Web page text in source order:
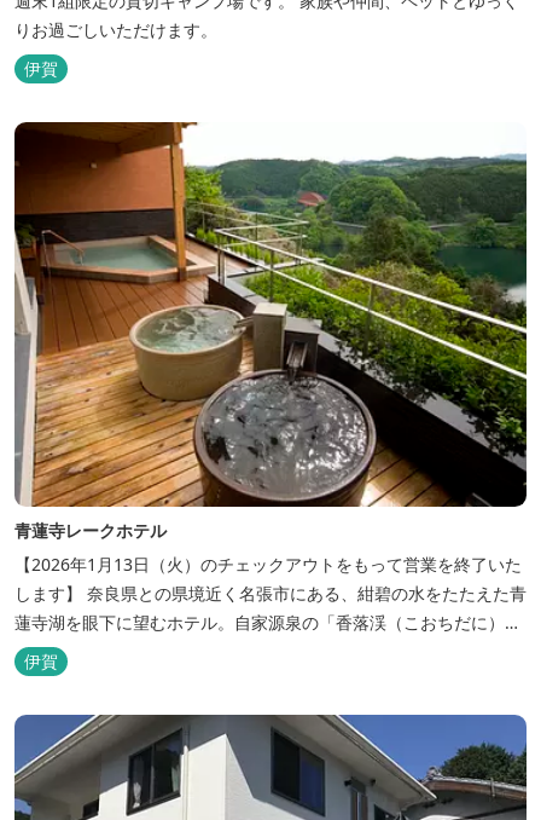
りお過ごしいただけます。
伊賀
青蓮寺レークホテル
【2026年1月13日（火）のチェックアウトをもって営業を終了いた
します】 奈良県との県境近く名張市にある、紺碧の水をたたえた青
蓮寺湖を眼下に望むホテル。自家源泉の「香落渓（こおちだに）温
泉」は天然アルカリ泉。露天風呂から眺める湖は、遮るものがな
く、絶景と評判です。
伊賀